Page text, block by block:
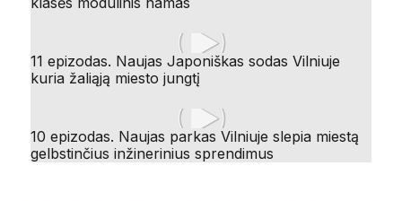
11 epizodas. Naujas Japoniškas sodas Vilniuje
kuria žaliąją miesto jungtį
10 epizodas. Naujas parkas Vilniuje slepia miestą
gelbstinčius inžinerinius sprendimus